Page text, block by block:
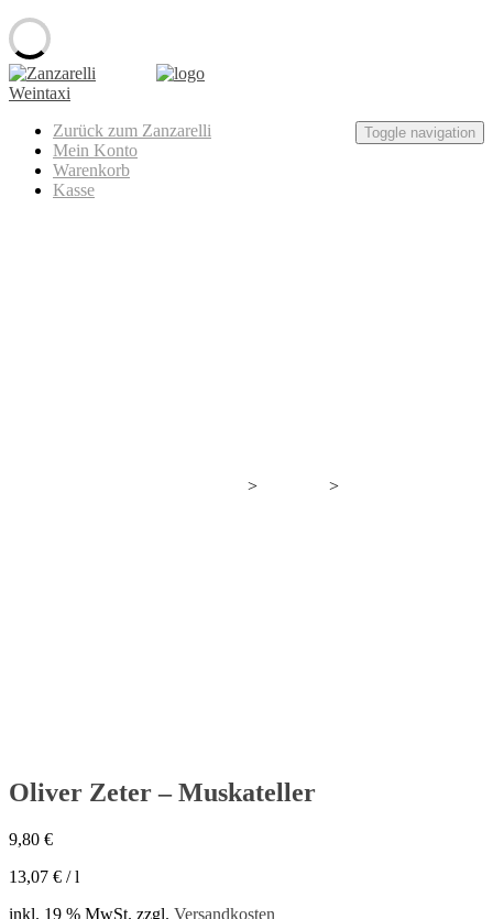
Skip
to
Weintaxi
Toggle navigation
Zurück zum Zanzarelli
Mein Konto
Warenkorb
Kasse
> >
Oliver Zeter – Muskateller
9,80 €
13,07 € /l
inkl. 19 % MwSt. zzgl. Versandkosten